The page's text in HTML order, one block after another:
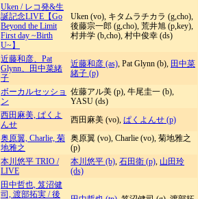
Uken / レコ発&生
誕記念LIVE【Go
Beyond the Limit
First day ~Birth
U~】
Uken (vo), キタムラチカラ (g,cho),
後藤宗一郎 (g,cho), 荒井旭 (p,key),
村井学 (b,cho), 村中俊幸 (ds)
近藤和彦、Pat
Glynn、田中菜緒
子
近藤和彦 (as), Pat Glynn (b), 田中菜
緒子 (p)
ボーカルセッショ
ン
佐藤アル美 (p), 牛尾圭一 (b),
YASU (ds)
西田麻美, ぱくよ
んせ
西田麻美 (vo), ぱくよんせ (p)
奥原翼, Charlie, 菊
地雅之
奥原翼 (vo), Charlie (vo), 菊地雅之
(p)
本川悠平 TRIO /
LIVE
本川悠平 (b), 石田衛 (p), 山田玲
(ds)
田中哲也, 笈沼健
司, 渡部拓実 / 後